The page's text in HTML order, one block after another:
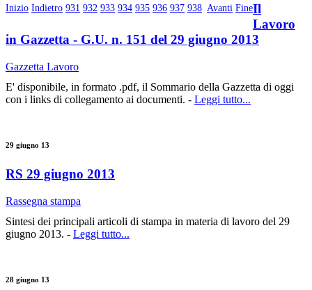
Inizio Indietro 931 932 933 934 935 936 937 938 Avanti FineIl
Lavoro
in Gazzetta - G.U. n. 151 del 29 giugno 2013
Gazzetta Lavoro
E' disponibile, in formato .pdf, il Sommario della Gazzetta di oggi
con i links di collegamento ai documenti. - Leggi tutto...
29 giugno 13
RS 29 giugno 2013
Rassegna stampa
Sintesi dei principali articoli di stampa in materia di lavoro del 29
giugno 2013. - Leggi tutto...
28 giugno 13